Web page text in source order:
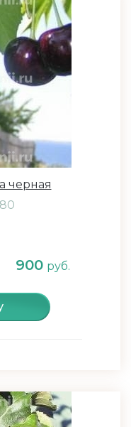
черная
900 руб.